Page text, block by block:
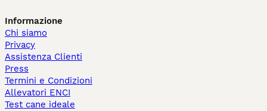
Informazione
Chi siamo
Privacy
Assistenza Clienti
Press
Termini e Condizioni
Allevatori ENCI
Test cane ideale